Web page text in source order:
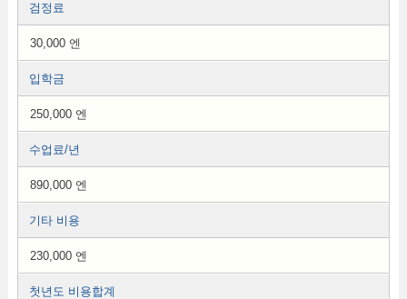
검정료
30,000 엔
입학금
250,000 엔
수업료/년
890,000 엔
기타 비용
230,000 엔
첫년도 비용합계